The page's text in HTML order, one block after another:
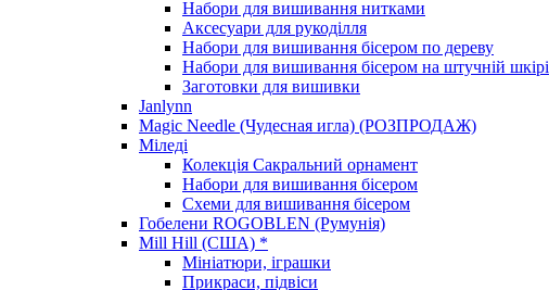
Набори для вишивання нитками
Аксесуари для рукоділля
Набори для вишивання бісером по дереву
Набори для вишивання бісером на штучній шкірі
Заготовки для вишивки
Janlynn
Magic Needle (Чудесная игла) (РОЗПРОДАЖ)
Міледі
Колекція Сакральний орнамент
Набори для вишивання бісером
Схеми для вишивання бісером
Гобелени ROGOBLEN (Румунія)
Mill Hill (США) *
Мініатюри, іграшки
Прикраси, підвіси